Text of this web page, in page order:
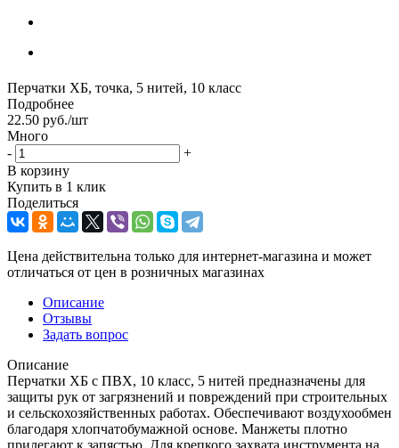
Перчатки ХБ, точка, 5 нитей, 10 класс
Подробнее
22.50 руб./шт
Много
-
+
В корзину
Купить в 1 клик
Поделиться
Цена действительна только для интернет-магазина и может
отличаться от цен в розничных магазинах
Описание
Отзывы
Задать вопрос
Описание
Перчатки ХБ с ПВХ, 10 класс, 5 нитей предназначены для
защиты рук от загрязнений и повреждений при строительных
и сельскохозяйственных работах. Обеспечивают воздухообмен
благодаря хлопчатобумажной основе. Манжеты плотно
прилегают к запястью. Для крепкого захвата инструмента на